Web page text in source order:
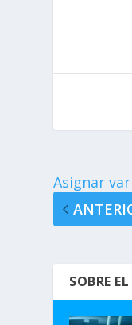
Asignar
SOBRE